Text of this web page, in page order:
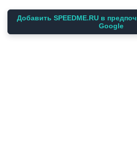
Добавить SPEEDME.RU в
Google